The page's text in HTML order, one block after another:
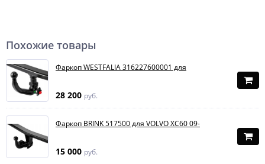
Похожие товары
Фаркоп WESTFALIA 316227600001 для
28 200 руб.
Фаркоп BRINK 517500 для VOLVO XC60 09-
15 000 руб.